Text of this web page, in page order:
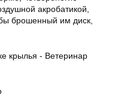
акробатикой,
брошенный им диск,